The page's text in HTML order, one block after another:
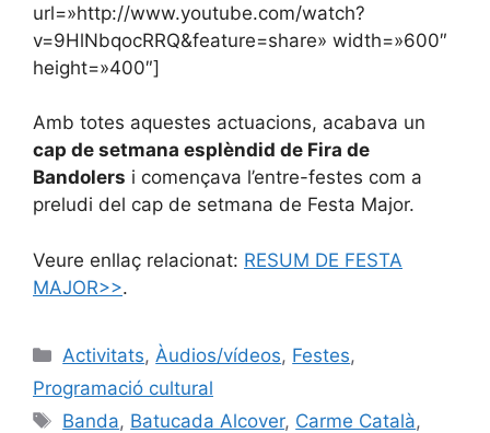
url=»http://www.youtube.com/watch?
v=9HlNbqocRRQ&feature=share» width=»600″
height=»400″]
Amb totes aquestes actuacions, acabava un
cap de setmana esplèndid de Fira de
Bandolers i començava l’entre-festes com a
preludi del cap de setmana de Festa Major.
Veure enllaç relacionat: RESUM DE FESTA
MAJOR>>.
Activitats, Àudios/vídeos, Festes,
Programació cultural
Banda, Batucada Alcover, Carme Català,